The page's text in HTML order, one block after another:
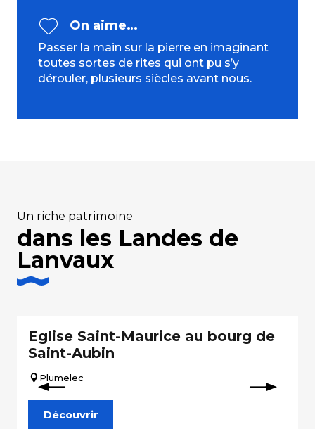
On aime…
Passer la main sur la pierre en imaginant
toutes sortes de rites qui ont pu s’y
dérouler, plusieurs siècles avant nous.
Un riche patrimoine
dans les Landes de
Lanvaux
Eglise Saint-Maurice au bourg de
Saint-Aubin
Plumelec
Découvrir